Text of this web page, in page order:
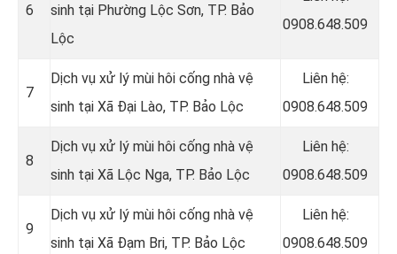
6
sinh tại Phường Lộc Sơn, TP. Bảo
Lộc
0908.648.509
7
Dịch vụ xử lý mùi hôi cống nhà vệ
sinh tại Xã Đại Lào, TP. Bảo Lộc
Liên hệ:
0908.648.509
8
Dịch vụ xử lý mùi hôi cống nhà vệ
sinh tại Xã Lộc Nga, TP. Bảo Lộc
Liên hệ:
0908.648.509
9
Dịch vụ xử lý mùi hôi cống nhà vệ
sinh tại Xã Đạm Bri, TP. Bảo Lộc
Liên hệ:
0908.648.509